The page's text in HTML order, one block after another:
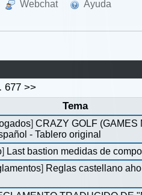
Webchat Ayuda
677 >>
Tema
]CRAZY GOLF (GAMES
- Tablero original
] Last bastion medidas de
] Reglas castellano